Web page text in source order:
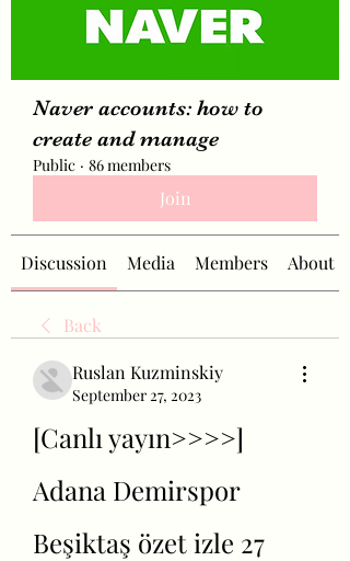
Naver accounts: how to
create and manage
Public · 86 members
Join
Discussion Media Members About
Back
Ruslan Kuzminskiy
September 27, 2023
[Canlı yayın>>>>]
Adana Demirspor
Beşiktaş özet izle 27